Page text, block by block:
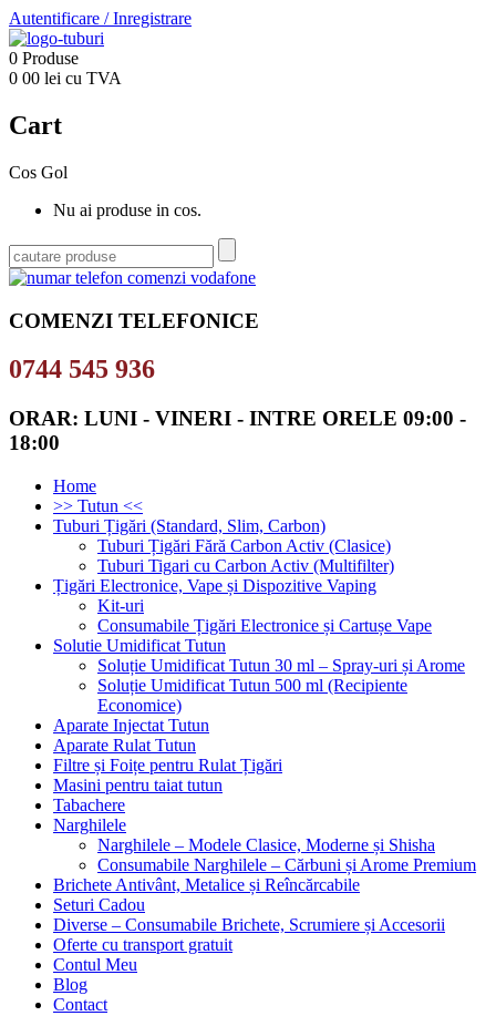
Autentificare /Inregistrare
0 Produse
0 00 lei cu TVA
Cart
Cos Gol
Nu ai produse in cos.
COMENZI TELEFONICE
0744 545 936
ORAR: LUNI - VINERI - INTRE ORELE 09:00 -
18:00
Home
>> Tutun <<
Tuburi Țigări (Standard, Slim, Carbon)
Tuburi Țigări Fără Carbon Activ (Clasice)
Tuburi Tigari cu Carbon Activ (Multifilter)
Țigări Electronice, Vape și Dispozitive Vaping
Kit-uri
Consumabile Țigări Electronice și Cartușe Vape
Solutie Umidificat Tutun
Soluție Umidificat Tutun 30 ml – Spray-uri și Arome
Soluție Umidificat Tutun 500 ml (Recipiente
Economice)
Aparate Injectat Tutun
Aparate Rulat Tutun
Filtre și Foițe pentru Rulat Țigări
Masini pentru taiat tutun
Tabachere
Narghilele
Narghilele – Modele Clasice, Moderne și Shisha
Consumabile Narghilele – Cărbuni și Arome Premium
Brichete Antivânt, Metalice și Reîncărcabile
Seturi Cadou
Diverse – Consumabile Brichete, Scrumiere și Accesorii
Oferte cu transport gratuit
Contul Meu
Blog
Contact